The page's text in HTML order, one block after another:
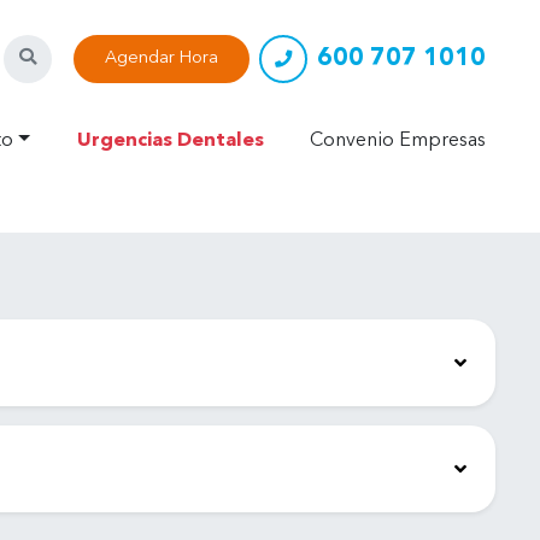
Buscar Agendar Hora 600 707 1010
Urgencias Dentales Convenio Empresas